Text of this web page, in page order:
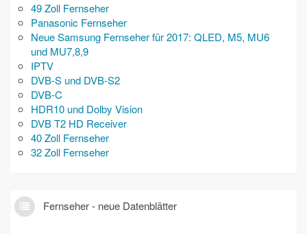
49 Zoll Fernseher
Panasonic Fernseher
Neue Samsung Fernseher für 2017: QLED, M5, MU6
und MU7,8,9
IPTV
DVB-S und DVB-S2
DVB-C
HDR10 und Dolby Vision
DVB T2 HD Receiver
40 Zoll Fernseher
32 Zoll Fernseher
Fernseher - neue Datenblätter